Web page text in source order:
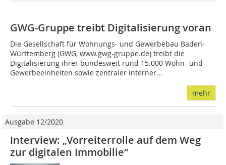
GWG-Gruppe treibt Digitalisierung voran
Die Gesellschaft für Wohnungs- und Gewerbebau Baden-
Württemberg (GWG, www.gwg-gruppe.de) treibt die
Digitalisierung ihrer bundesweit rund 15.000 Wohn- und
Gewerbeeinheiten sowie zentraler interner...
mehr
Ausgabe 12/2020
Interview: „Vorreiterrolle auf dem Weg
zur digitalen Immobilie“